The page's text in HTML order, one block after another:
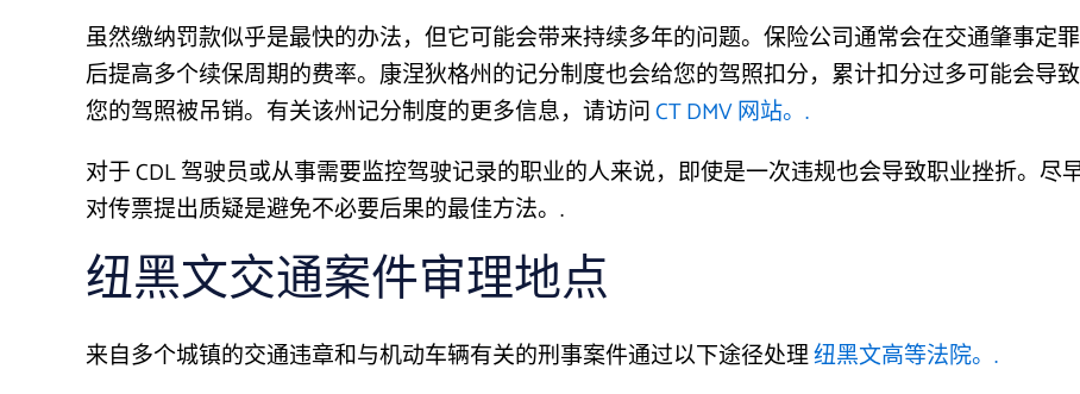
虽然缴纳罚款似乎是最快的办法，但它可能会带来持续多年的问题。保险公司通常会在交通肇事定罪
后提高多个续保周期的费率。康涅狄格州的记分制度也会给您的驾照扣分，累计扣分过多可能会导致
您的驾照被吊销。有关该州记分制度的更多信息，请访问CT DMV 网站。.
对于 CDL 驾驶员或从事需要监控驾驶记录的职业的人来说，即使是一次违规也会导致职业挫折。尽
对传票提出质疑是避免不必要后果的最佳方法。.
纽黑文交通案件审理地点
来自多个城镇的交通违章和与机动车辆有关的刑事案件通过以下途径处理纽黑文高等法院。.